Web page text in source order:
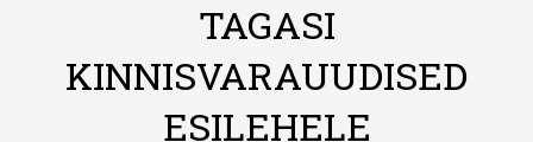
TAGASI
KINNISVARAUUDISED
ESILEHELE